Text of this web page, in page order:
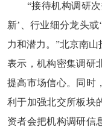
“接待机构调研次
新’、行业细分龙头或
力和潜力。”北京南
表示，机构密集调研
提高市场信心。同时
利于加强北交所板块
资者会把机构调研信